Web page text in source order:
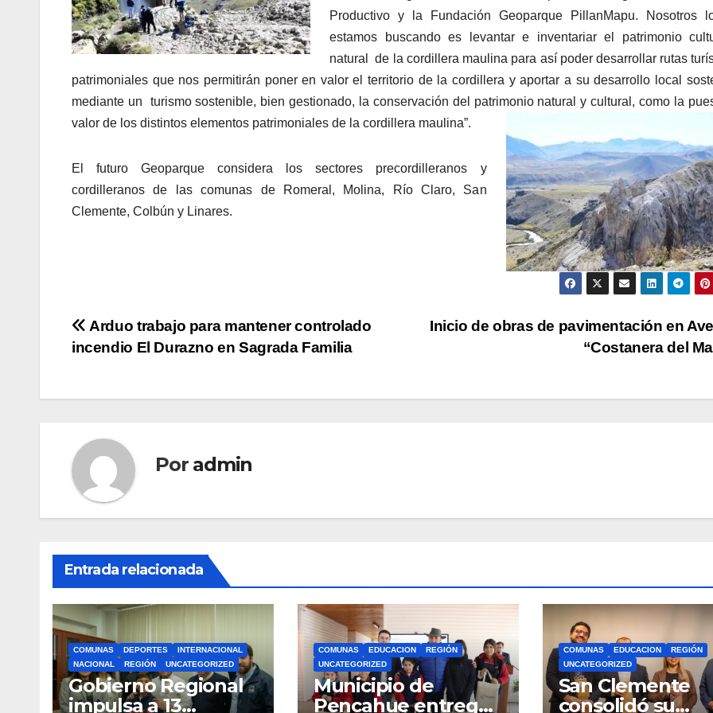
Productivo y la Fundación Geoparque PillanMapu. Nosotros
estamos buscando es levantar e inventariar el patrimonio
natural de la cordillera maulina para así poder desarrollar rutas
patrimoniales que nos permitirán poner en valor el territorio de la cordillera y aportar a su desarrollo local
mediante un turismo sostenible, bien gestionado, la conservación del patrimonio natural y cultural, como la
valor de los distintos elementos patrimoniales de la cordillera maulina”.
El futuro Geoparque considera los sectores precordilleranos y
cordilleranos de las comunas de Romeral, Molina, Río Claro, San
Clemente, Colbún y Linares.
Navegación
entradas
Inicio de obras de pavimentación en
“Costanera del
Arduo trabajo para mantener controlado
incendio El Durazno en Sagrada Familia
Por admin
Entrada relacionada
COMUNAS DEPORTES
INTERNACIONAL
NACIONAL
REGIÓN UNCATEGORIZED
Gobierno Regional
impulsa a 13
COMUNAS EDUCACION
REGIÓN
UNCATEGORIZED
Municipio de
Pencahue entrega
COMUNAS EDUCACION
REGIÓN
UNCATEGORIZED
San Clemente
consolidó su